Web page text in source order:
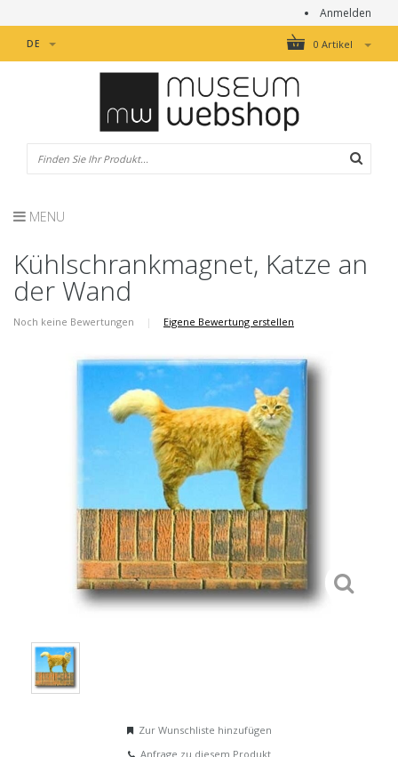
Anmelden
0 Artikel
DE
MENU
Kühlschrankmagnet, Katze an
der Wand
Noch keine Bewertungen | Eigene Bewertung erstellen
Zur Wunschliste hinzufügen
Anfrage zu diesem Produkt